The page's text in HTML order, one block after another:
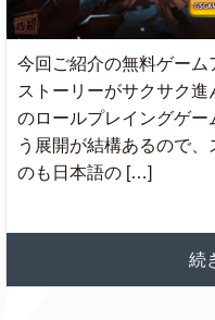
今回ご紹介の無料ゲーム
ストーリーがサクサク
のロールプレイングゲ
う展開が結構あるので
のも日本語の […]
続